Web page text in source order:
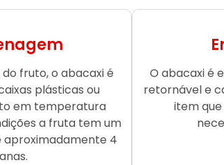
fruto, o abacaxi é
plásticas ou
em temperatura
a fruta tem um
aproximadamente 4
O abacaxi é
retornável e
item